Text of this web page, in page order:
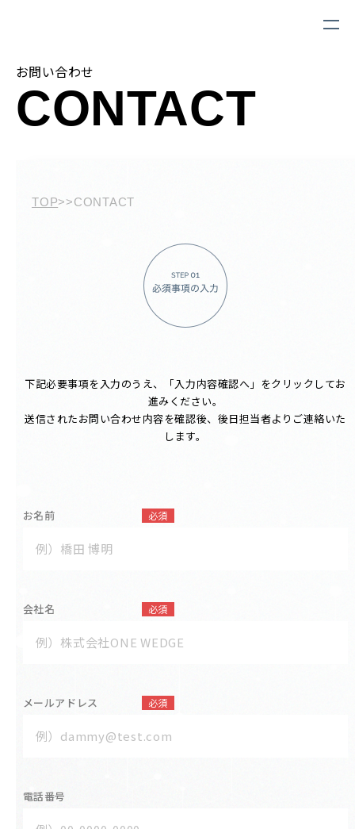
お問い合わせ
CONTACT
TOP>>CONTACT
下記必要事項を入力のうえ、「入力内容確認へ」をクリックしてお
進みください。
送信されたお問い合わせ内容を確認後、後日担当者よりご連絡いた
します。
お名前 必須
会社名 必須
メールアドレス 必須
電話番号